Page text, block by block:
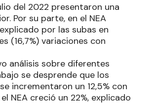
del 2022 presentaron una
Por su parte, en el NEA
por las subas en
(16,7%) variaciones con
análisis sobre diferentes
se desprende que los
incrementaron un 12,5% con
NEA creció un 22%, explicado